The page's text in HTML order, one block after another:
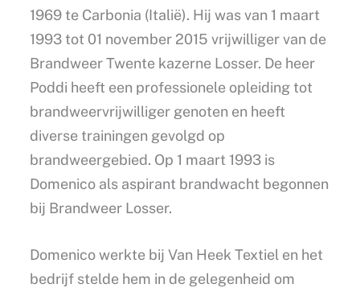
1969 te Carbonia (Italië). Hij was van 1 maart
1993 tot 01 november 2015 vrijwilliger van de
Brandweer Twente kazerne Losser. De heer
Poddi heeft een professionele opleiding tot
brandweervrijwilliger genoten en heeft
diverse trainingen gevolgd op
brandweergebied. Op 1 maart 1993 is
Domenico als aspirant brandwacht begonnen
bij Brandweer Losser.
Domenico werkte bij Van Heek Textiel en het
bedrijf stelde hem in de gelegenheid om